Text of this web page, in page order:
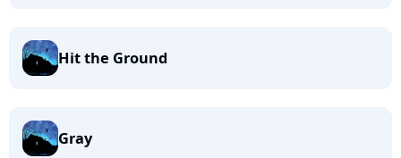
Hit the Ground
Gray